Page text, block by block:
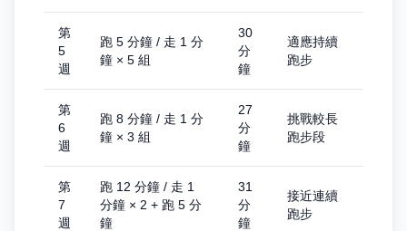
第
5
週
跑 5 分鐘 / 走 1 分
鐘 × 5 組
30
分
鐘
適應持續
跑步
第
6
週
跑 8 分鐘 / 走 1 分
鐘 × 3 組
27
分
鐘
挑戰較長
跑步段
第
7
週
跑 12 分鐘 / 走 1
分鐘 × 2 + 跑 5 分
鐘
31
分
鐘
接近連續
跑步